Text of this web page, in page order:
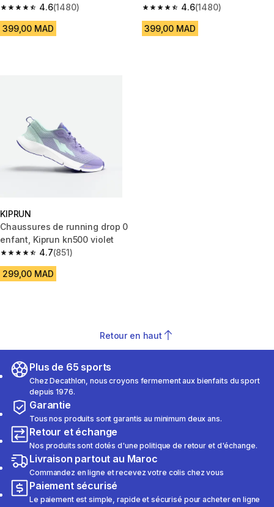
blanches 4.6
4.6 out of 5 stars from 1480 reviews
(1480)
399,00 MAD
4.6
4.6 out of 5 stars from 1480
(1480)
399,00 MAD
KIPRUN
Chaussures de running drop 0
enfant, Kiprun kn500 violet
4.7
4.7 out of 5 stars from 851 reviews
(851)
299,00 MAD
Retour en haut
Plus de 65 sports
Chez Decathlon, nous croyons fermement aux bienfaits du sport
depuis 1976.
Garantie
Tous nos produits sont garantis au minimum deux ans.
Retour et échange
Nos produits sont dotés d'une politique de retour et d'échange.
Livraison partout au Maroc
Commandez en ligne et recevez votre colis chez vous
Paiement sécurisé
Le paiement est simple, rapide et sécurisé pour acheter en ligne